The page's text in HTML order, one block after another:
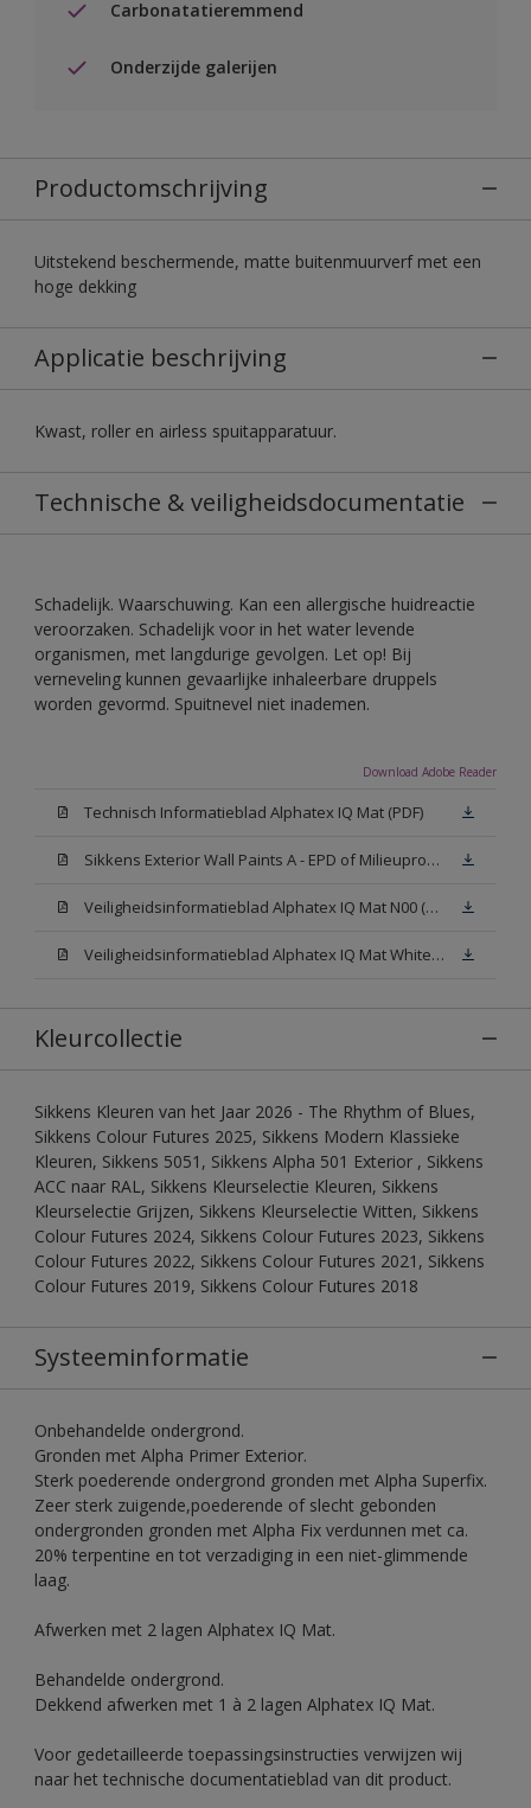
Carbonatatieremmend
Onderzijde galerijen
Productomschrijving
Uitstekend beschermende, matte buitenmuurverf met een
hoge dekking
Applicatie beschrijving
Kwast, roller en airless spuitapparatuur.
Technische & veiligheidsdocumentatie
Schadelijk. Waarschuwing. Kan een allergische huidreactie
veroorzaken. Schadelijk voor in het water levende
organismen, met langdurige gevolgen. Let op! Bij
verneveling kunnen gevaarlijke inhaleerbare druppels
worden gevormd. Spuitnevel niet inademen.
Download Adobe Reader
Technisch Informatieblad Alphatex IQ Mat (PDF)
Sikkens Exterior Wall Paints A - EPD of Milieuproductverklaring
Veiligheidsinformatieblad Alphatex IQ Mat N00 (MSDS)
Veiligheidsinformatieblad Alphatex IQ Mat White W05 (MSDS)
Kleurcollectie
Sikkens Kleuren van het Jaar 2026 - The Rhythm of Blues,
Sikkens Colour Futures 2025, Sikkens Modern Klassieke
Kleuren, Sikkens 5051, Sikkens Alpha 501 Exterior , Sikkens
ACC naar RAL, Sikkens Kleurselectie Kleuren, Sikkens
Kleurselectie Grijzen, Sikkens Kleurselectie Witten, Sikkens
Colour Futures 2024, Sikkens Colour Futures 2023, Sikkens
Colour Futures 2022, Sikkens Colour Futures 2021, Sikkens
Colour Futures 2019, Sikkens Colour Futures 2018
Systeeminformatie
Onbehandelde ondergrond.
Gronden met Alpha Primer Exterior.
Sterk poederende ondergrond gronden met Alpha Superfix.
Zeer sterk zuigende,poederende of slecht gebonden
ondergronden gronden met Alpha Fix verdunnen met ca.
20% terpentine en tot verzadiging in een niet-glimmende
laag.
Afwerken met 2 lagen Alphatex IQ Mat.
Behandelde ondergrond.
Dekkend afwerken met 1 à 2 lagen Alphatex IQ Mat.
Voor gedetailleerde toepassingsinstructies verwijzen wij
naar het technische documentatieblad van dit product.